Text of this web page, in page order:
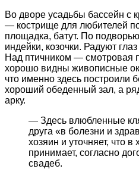
Во дворе усадьбы бассейн с
— кострище для любителей
площадка, батут. По
индейки, козочки. Радуют
Над птичником — смотровая
хорошо видны живописные
что именно здесь построили
хороший обеденный зал, а
арку.
— Здесь влюбленные
друга «в болезни и
хозяин и уточняет, что
принимает, согласно
свадеб.